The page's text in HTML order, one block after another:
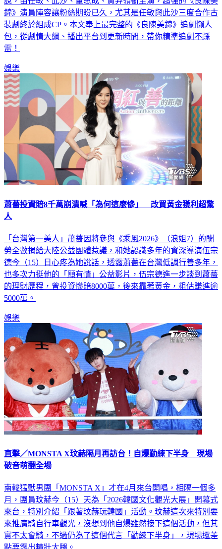
說，由任敏、此沙、董思成、黃羿領銜主演，超強的《良陳美
錦》演員陣容讓粉絲期盼已久，尤其是任敏與此沙三度合作古
裝劇終於組成CP。本文奉上最完整的《良陳美錦》追劇懶人
包，從劇情大綱、播出平台到更新時間，帶你精準追劇不踩
娛樂
蕭薔投資賠8千萬崩潰喊「為何這麼慘」 改買黃金獲利超驚
「台灣第一美人」蕭薔因將參與《乘風2026》（浪姐7）的酬
勞全數捐給大陸公益團體惹議，和她認識多年的資深導演伍宗
德今（15）日心疼為她說話，透露蕭薔在台灣低調行善多年，
也多次力挺他的「願有情」公益影片，伍宗德進一步談到蕭薔
的理財歷程，曾投資慘賠8000萬，後來靠著黃金，粗估賺進逾
娛樂
直擊／MONSTA X玟赫隔月再訪台！自爆勤練下半身 現場
南韓猛獸男團「MONSTA X」才在4月來台開唱，相隔一個多
月，團員玟赫今（15）天為「2026韓國文化觀光大展」開幕式
來台，特別介紹「跟著玟赫玩韓國」活動。玟赫這次來特別要
來推廣騎自行車觀光，沒想到他自爆雖然接下這個活動，但其